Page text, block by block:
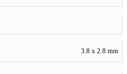
3.8 x 2.8 mm